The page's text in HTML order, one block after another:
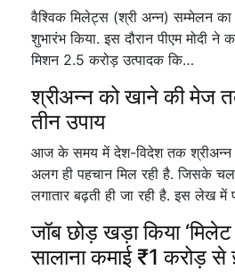
वैश्विक मिलेट्स (श्री अन्न) सम्मेलन का
शुभारंभ किया. इस दौरान पीएम मोदी ने
मिशन 2.5 करोड़ उत्पादक कि…
श्रीअन्न को खाने की मेज
तीन उपाय
आज के समय में देश-विदेश तक श्रीअन्न
अलग ही पहचान मिल रही है. जिसके
लगातार बढ़ती ही जा रही है. इस लेख
जॉब छोड़ खड़ा किया ‘मिलेट
सालाना कमाई ₹1 करोड़ से